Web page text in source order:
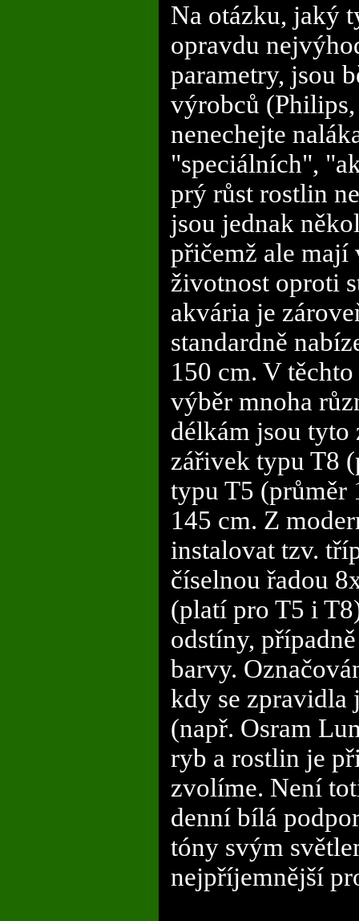
Na otázku, jaký
opravdu
parametry, jsou
výrobců (Philips,
nenechejte
"speciálních",
prý růst rostlin
jsou jednak
přičemž ale
životnost oproti
akvária je
standardně
150 cm. V
výběr mnoha
délkám jsou tyto
zářivek typu T8
typu T5 (průměr
145 cm. Z
instalovat tzv.
číselnou řadou
(platí pro T5 i
odstíny,
barvy.
kdy se zpravidla
(např. Osram
ryb a rostlin je
zvolíme. Není
denní bílá
tóny svým
nejpříjemnější